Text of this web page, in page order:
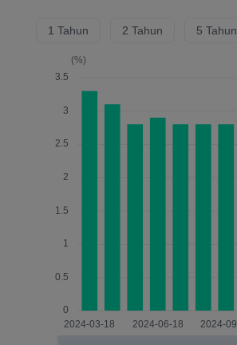
1 Tahun 2 Tahun 5 Tahun